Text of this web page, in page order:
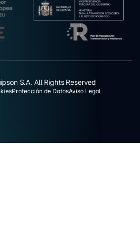
S.A. All Rights Reserved
Protección de DatosAviso Legal